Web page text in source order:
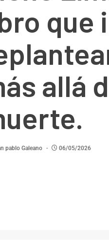
que
allá
pablo Galeano 06/05/2026